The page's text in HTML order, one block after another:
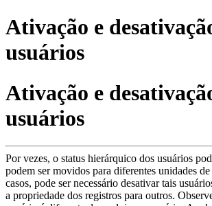
Ativação e
usuários
Ativação e
usuários
Por vezes, o status hierárquico dos usuários
podem ser movidos para diferentes unidades
casos, pode ser necessário desativar tais
a propriedade dos registros para outros.